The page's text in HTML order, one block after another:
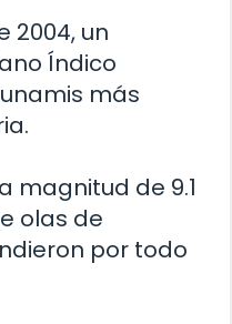
2004, un
Índico
más
magnitud de 9.1
olas de
por todo